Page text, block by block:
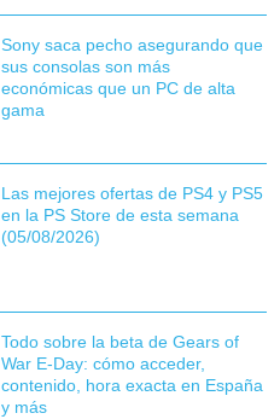
Sony saca pecho asegurando que
sus consolas son más
económicas que un PC de alta
gama
Las mejores ofertas de PS4 y PS5
en la PS Store de esta semana
(05/08/2026)
Todo sobre la beta de Gears of
War E-Day: cómo acceder,
contenido, hora exacta en España
y más